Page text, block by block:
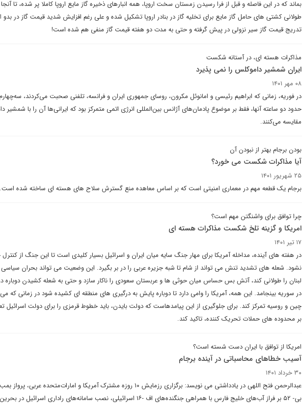
بماند که در این فاصله و قبل از فرا رسیدن زمستان سخت اروپا، همه انبارهای ذخیره گاز مایع اروپا کاملا پر شده، تا
طولانی کشتی های حامل گاز مایع برای تخلیه گاز در بنادر اروپا تشکیل شده و علی رغم افزایش شدید قیمت گاز در بدو
تدریج قیمت گاز سیر نزولی در پیش گرفته و حتی به مدت دو هفته قیمت گاز منفی هم شده است!
مذاکرات هسته ای، در آستانه شکست
ایران شمشیر داموکلس را نمی پذیرد
۰۸ مهر ۱۴۰۱
در فوریه، زمانی که ابراهیم رئیسی و امانوئل مکرون، روسای جمهوری ایران و فرانسه، تلفنی صحبت می‌کردند،
حدود دو ساعته آنها، فقط بر موضوع پادمان‌های آژانس بین‌المللی انرژی اتمی متمرکز بود که ایرانی‌ها آن را با شمشیر
مقایسه می‌کنند.
بودن برجام بهتر از نبودن آن
آیا مذاکرات شکست می خورد؟
۲۵ شهریور ۱۴۰۱
برجام یک قطعه مهم در معماری امنیتی است که بر اساس معاهده منع گسترش سلاح های هسته ای ساخته شده است.
چرا توافق برای واشنگتن مهم است؟
امریکا و گزینه تلخ شکست مذاکرات هسته ای
۱۷ تیر ۱۴۰۱
در هفته های آینده، مداخله آمریکا برای مهار جنگ سایه میان ایران و اسرائیل بسیار کلیدی است تا این جنگ از
نشود. شعله های تشدید تنش می تواند از شام تا شبه جزیره عربی را در بر بگیرد. این وضعیت می تواند بحران سیاسی
لبنان را طولانی کند، آتش بس حساس میان حوثی ها و عربستان سعودی را ناکار سازد و حتی به شعله کشیدن دوباره
در سوریه بینجامد. این همه، آمریکا را وامی دارد تا دوباره پایش به درگیری های منطقه ای کشیده شود در زمانی که
چین و روسیه تمرکز کند. برای جلوگیری از این پیامدهاست که دولت بایدن، باید خطوط قرمزی را برای دولت اسرائیل
بر محدوده های حملات تحریک کننده، تاکید کند.
امریکا از توافق با ایران دست شسته است؟
آسیب خطاهای محاسباتی در آینده برجام
۳۰ خرداد ۱۴۰۱
عبدالرحمن فتح اللهی در یادداشتی می نویسد: برگزاری رزمایش ۱۰ روزه مشترک آمریکا و امارات‌‌متحده
بی- ۵۲ بر فراز آب‌های خلیج فارس با همراهی جنگنده‌های اف -۱۶ اسرائیلی، نصب سامانه‌های راداری